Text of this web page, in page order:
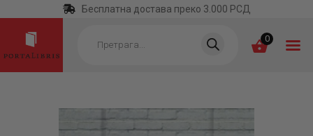
Бесплатна достава преко 3.000 РСД
search 0
ПОЧЕТНА